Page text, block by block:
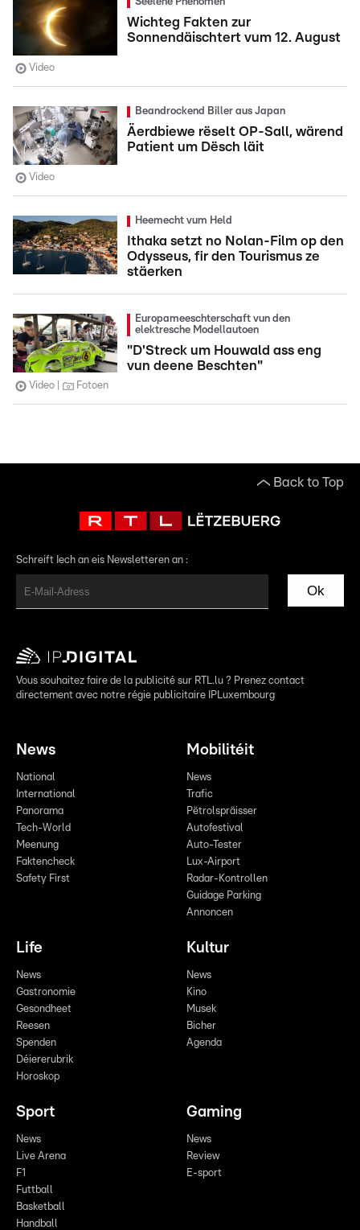
Seelene Phenomen
Wichteg Fakten zur
Sonnendäischtert vum 12. August
Video
Beandrockend Biller aus Japan
Äerdbiewe rëselt OP-Sall, wärend
Patient um Dësch läit
Video
Heemecht vum Held
Ithaka setzt no Nolan-Film op den
Odysseus, fir den Tourismus ze
stäerken
Europameeschterschaft vun den
elektresche Modellautoen
"D'Streck um Houwald ass eng
vun deene Beschten"
Video Fotoen
Back to Top
Schreift Iech an eis Newsletteren an :
Ok
Vous souhaitez faire de la publicité sur RTL.lu ? Prenez contact
directement avec notre régie publicitaire IPLuxembourg
News
National
International
Panorama
Tech-World
Meenung
Faktencheck
Safety First
Mobilitéit
News
Trafic
Pëtrolspräisser
Autofestival
Auto-Tester
Lux-Airport
Radar-Kontrollen
Guidage Parking
Annoncen
Life
News
Gastronomie
Gesondheet
Reesen
Spenden
Déiererubrik
Horoskop
Kultur
News
Kino
Musek
Bicher
Agenda
Sport
News
Live Arena
F1
Futtball
Basketball
Handball
Gaming
News
Review
E-sport